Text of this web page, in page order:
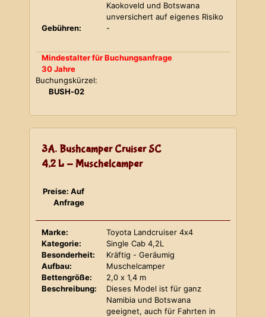
Kaokoveld und Botswana
unversichert auf eigenes Risiko
Gebühren:
-
Mindestalter für Buchungsanfrage
30 Jahre
Buchungskürzel:
BUSH-02
3A. Bushcamper Cruiser SC
4,2 L - Muschelcamper
Preise: Auf
Anfrage
Marke:
Toyota Landcruiser 4x4
Kategorie:
Single Cab 4,2L
Besonderheit:
Kräftig - Geräumig
Aufbau:
Muschelcamper
Bettengröße:
2,0 x 1,4 m
Beschreibung:
Dieses Model ist für ganz
Namibia und Botswana
geeignet, auch für Fahrten in